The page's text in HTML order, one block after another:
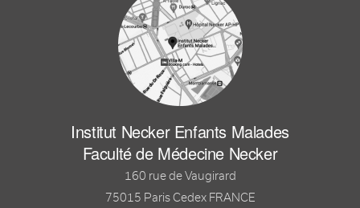
Institut Necker Enfants Malades
Faculté de Médecine Necker
160 rue de Vaugirard
75015 Paris Cedex FRANCE